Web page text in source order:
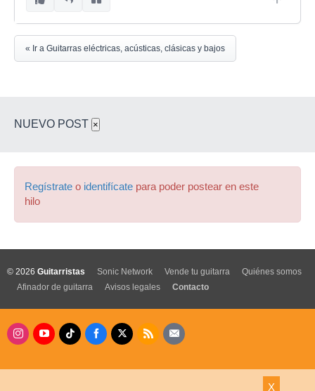
« Ir a Guitarras eléctricas, acústicas, clásicas y bajos
NUEVO POST ×
Regístrate o identifícate para poder postear en este
hilo
X
© 2026 Guitarristas Sonic Network Vende tu guitarra
Quiénes somos
Afinador de guitarra
Avisos legales Contacto